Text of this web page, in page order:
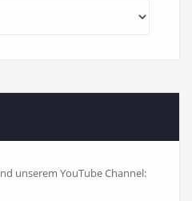
unserem YouTube Channel: